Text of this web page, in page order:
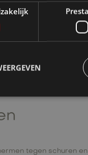
verbeteren. Er
pedelec te
tegen schuren